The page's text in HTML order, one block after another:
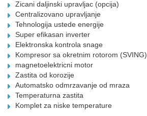
Zicani daljinski upravljac (opcija)
Centralizovano upravljanje
Tehnologija ustede energije
Super efikasan inverter
Elektronska kontrola snage
Kompresor sa okretnim rotorom (SVING)
magnetoelektricni motor
Zastita od korozije
Automatsko odmrzavanje od mraza
Temperaturna zastita
Komplet za niske temperature